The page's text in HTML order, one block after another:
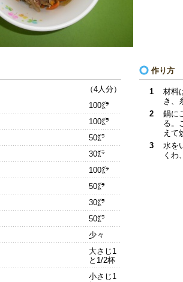
（4人分）
100㌘
100㌘
50㌘
30㌘
100㌘
50㌘
30㌘
50㌘
少々
大さじ1
と1/2杯
小さじ1
作り方
1
材料
き、
2
鍋に
る。
えて
3
水を
くわ